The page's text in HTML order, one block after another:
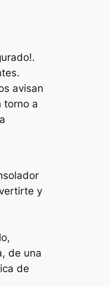
avisan
torno a
y
de una
de